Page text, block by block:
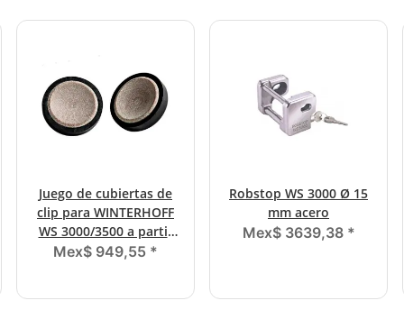
Juego de cubiertas de
clip para WINTERHOFF
WS 3000/3500 a partir
del año de construcción
Mex$ 949,55 *
Robstop WS 3000 Ø 15
mm acero
Mex$ 3639,38 *